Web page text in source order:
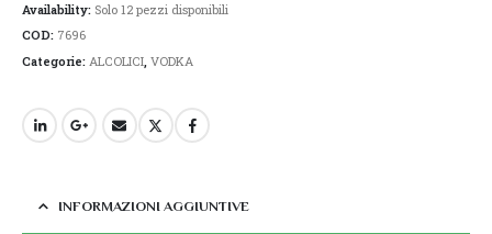
Availability: Solo 12 pezzi disponibili
COD: 7696
Categorie: ALCOLICI VODKA
INFORMAZIONI AGGIUNTIVE